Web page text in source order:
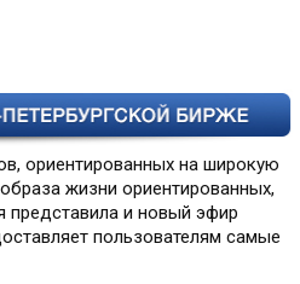
ориентированных на широкую
жизни ориентированных,
представила и новый эфир
пользователям самые